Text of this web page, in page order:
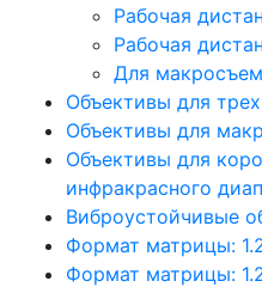
Рабочая
Рабочая
Для
Объективы для
Объективы для
Объективы для
инфракрасного
Виброустойчивые
Формат матрицы:
Формат матрицы: